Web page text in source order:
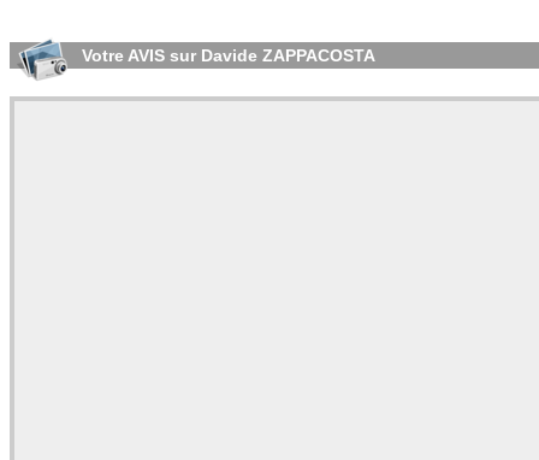
Votre AVIS sur Davide ZAPPACOSTA